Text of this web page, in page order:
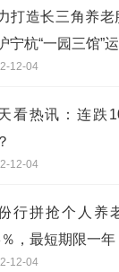
打造长三角养
宁杭“一园三馆”
12-04
看热讯：连跌
12-04
行拼抢个人养
，最短期限一年
12-04